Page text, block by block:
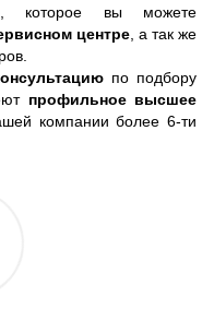
которое вы можете
центре, а так же
по подбору
профильное высшее
компании более 6-ти